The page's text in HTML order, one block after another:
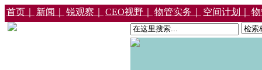
首页｜ 新闻｜ 锐观察｜ CEO视野｜ 物管实务｜ 空间计划｜